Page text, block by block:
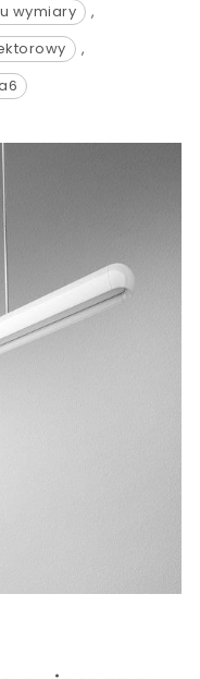
wymiary
,
,